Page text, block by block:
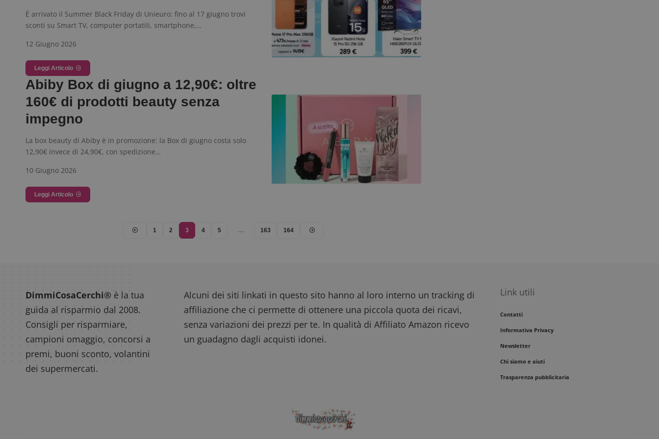
È arrivato il Summer Black Friday di Unieuro: fino al 17 giugno trovi
sconti su Smart TV, computer portatili, smartphone,…
12 Giugno 2026
Leggi Articolo
Abiby Box di giugno a 12,90€: oltre
160€ di prodotti beauty senza
impegno
La box beauty di Abiby è in promozione: la Box di giugno costa solo
12,90€ invece di 24,90€, con spedizione…
10 Giugno 2026
Leggi Articolo
1 2 3 4 5 … 163 164
DimmiCosaCerchi® è la tua
guida al risparmio dal 2008.
Consigli per risparmiare,
campioni omaggio, concorsi a
premi, buoni sconto, volantini
dei supermercati.
Alcuni dei siti linkati in questo sito hanno al loro interno un tracking di
affiliazione che ci permette di ottenere una piccola quota dei ricavi,
senza variazioni dei prezzi per te. In qualità di Affiliato Amazon ricevo
un guadagno dagli acquisti idonei.
Link utili
Contatti
Informativa Privacy
Newsletter
Chi siamo e aiuti
Trasparenza pubblicitaria
58
secondi
open source Piwik. Viene utilizzato per aiutare i proprietari di siti
Web a monitorare il comportamento dei visitatori e misurare le
prestazioni del sito. È un cookie di tipo pattern, in cui il prefisso
_pk_ses è seguito da una breve serie di numeri e lettere, che si
ritiene sia un codice di riferimento per il dominio che imposta il
cookie.
1 anno
Questo cookie viene utilizzato per l'analisi interna dall'operatore
del sito.